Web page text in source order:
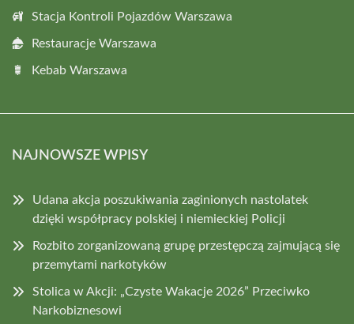
Stacja Kontroli Pojazdów Warszawa
Restauracje Warszawa
Kebab Warszawa
NAJNOWSZE WPISY
Udana akcja poszukiwania zaginionych nastolatek
dzięki współpracy polskiej i niemieckiej Policji
Rozbito zorganizowaną grupę przestępczą zajmującą się
przemytami narkotyków
Stolica w Akcji: „Czyste Wakacje 2026” Przeciwko
Narkobiznesowi